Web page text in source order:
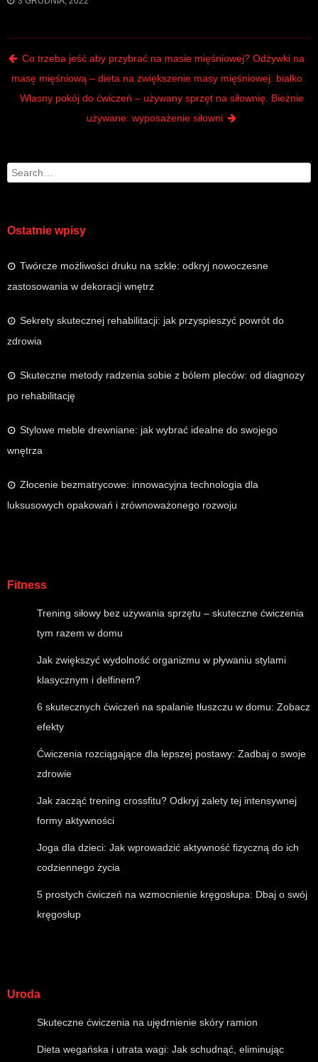
Search
Ostatnie wpisy
Twórcze możliwości druku na szkle: odkryj nowoczesne
zastosowania w dekoracji wnętrz
Sekrety skutecznej rehabilitacji: jak przyspieszyć powrót do
zdrowia
Skuteczne metody radzenia sobie z bólem pleców: od diagnozy
po rehabilitację
Stylowe meble drewniane: jak wybrać idealne do swojego
wnętrza
Złocenie bezmatrycowe: innowacyjna technologia dla
luksusowych opakowań i zrównoważonego rozwoju
Fitness
Trening siłowy bez używania sprzętu – skuteczne ćwiczenia
tym razem w domu
Jak zwiększyć wydolność organizmu w pływaniu stylami
klasycznym i delfinem?
6 skutecznych ćwiczeń na spalanie tłuszczu w domu: Zobacz
efekty
Ćwiczenia rozciągające dla lepszej postawy: Zadbaj o swoje
zdrowie
Jak zacząć trening crossfitu? Odkryj zalety tej intensywnej
formy aktywności
Joga dla dzieci: Jak wprowadzić aktywność fizyczną do ich
codziennego życia
5 prostych ćwiczeń na wzmocnienie kręgosłupa: Dbaj o swój
kręgosłup
Uroda
Skuteczne ćwiczenia na ujędrnienie skóry ramion
Dieta wegańska i utrata wagi: Jak schudnąć, eliminując
Post navigation
Co trzeba jeść aby przybrać na masie mięśniowej? Odżywki na
masę mięśniową – dieta na zwiększenie masy mięśniowej: białko
Własny pokój do ćwiczeń – używany sprzęt na siłownię. Bieżnie
używane: wyposażenie siłowni